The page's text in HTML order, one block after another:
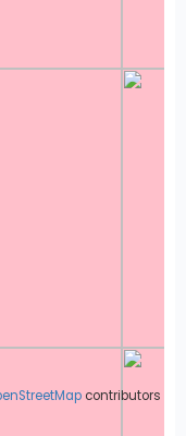
contributors